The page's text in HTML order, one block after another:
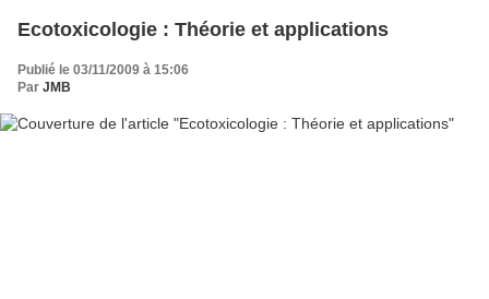
Ecotoxicologie : Théorie et applications
Publié le 03/11/2009 à 15:06
Par JMB